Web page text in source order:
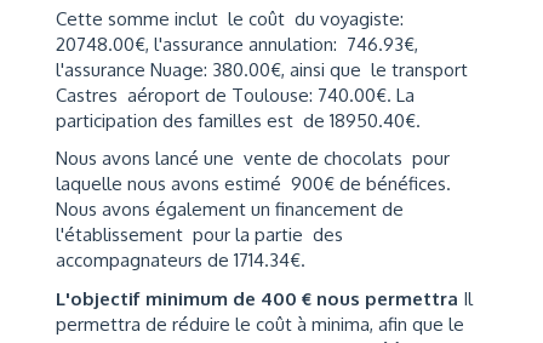
Cette somme inclut le coût du voyagiste:
20748.00€, l'assurance annulation: 746.93€,
l'assurance Nuage: 380.00€, ainsi que le transport
Castres aéroport de Toulouse: 740.00€. La
participation des familles est de 18950.40€.
Nous avons lancé une vente de chocolats pour
laquelle nous avons estimé 900€ de bénéfices.
Nous avons également un financement de
l'établissement pour la partie des
accompagnateurs de 1714.34€.
L'objectif minimum de 400 € nous permettra Il
permettra de réduire le coût à minima, afin que le